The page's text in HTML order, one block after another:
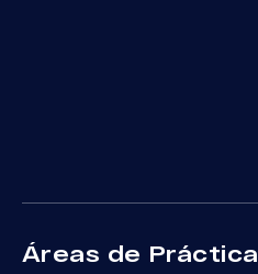
Áreas de Práctica